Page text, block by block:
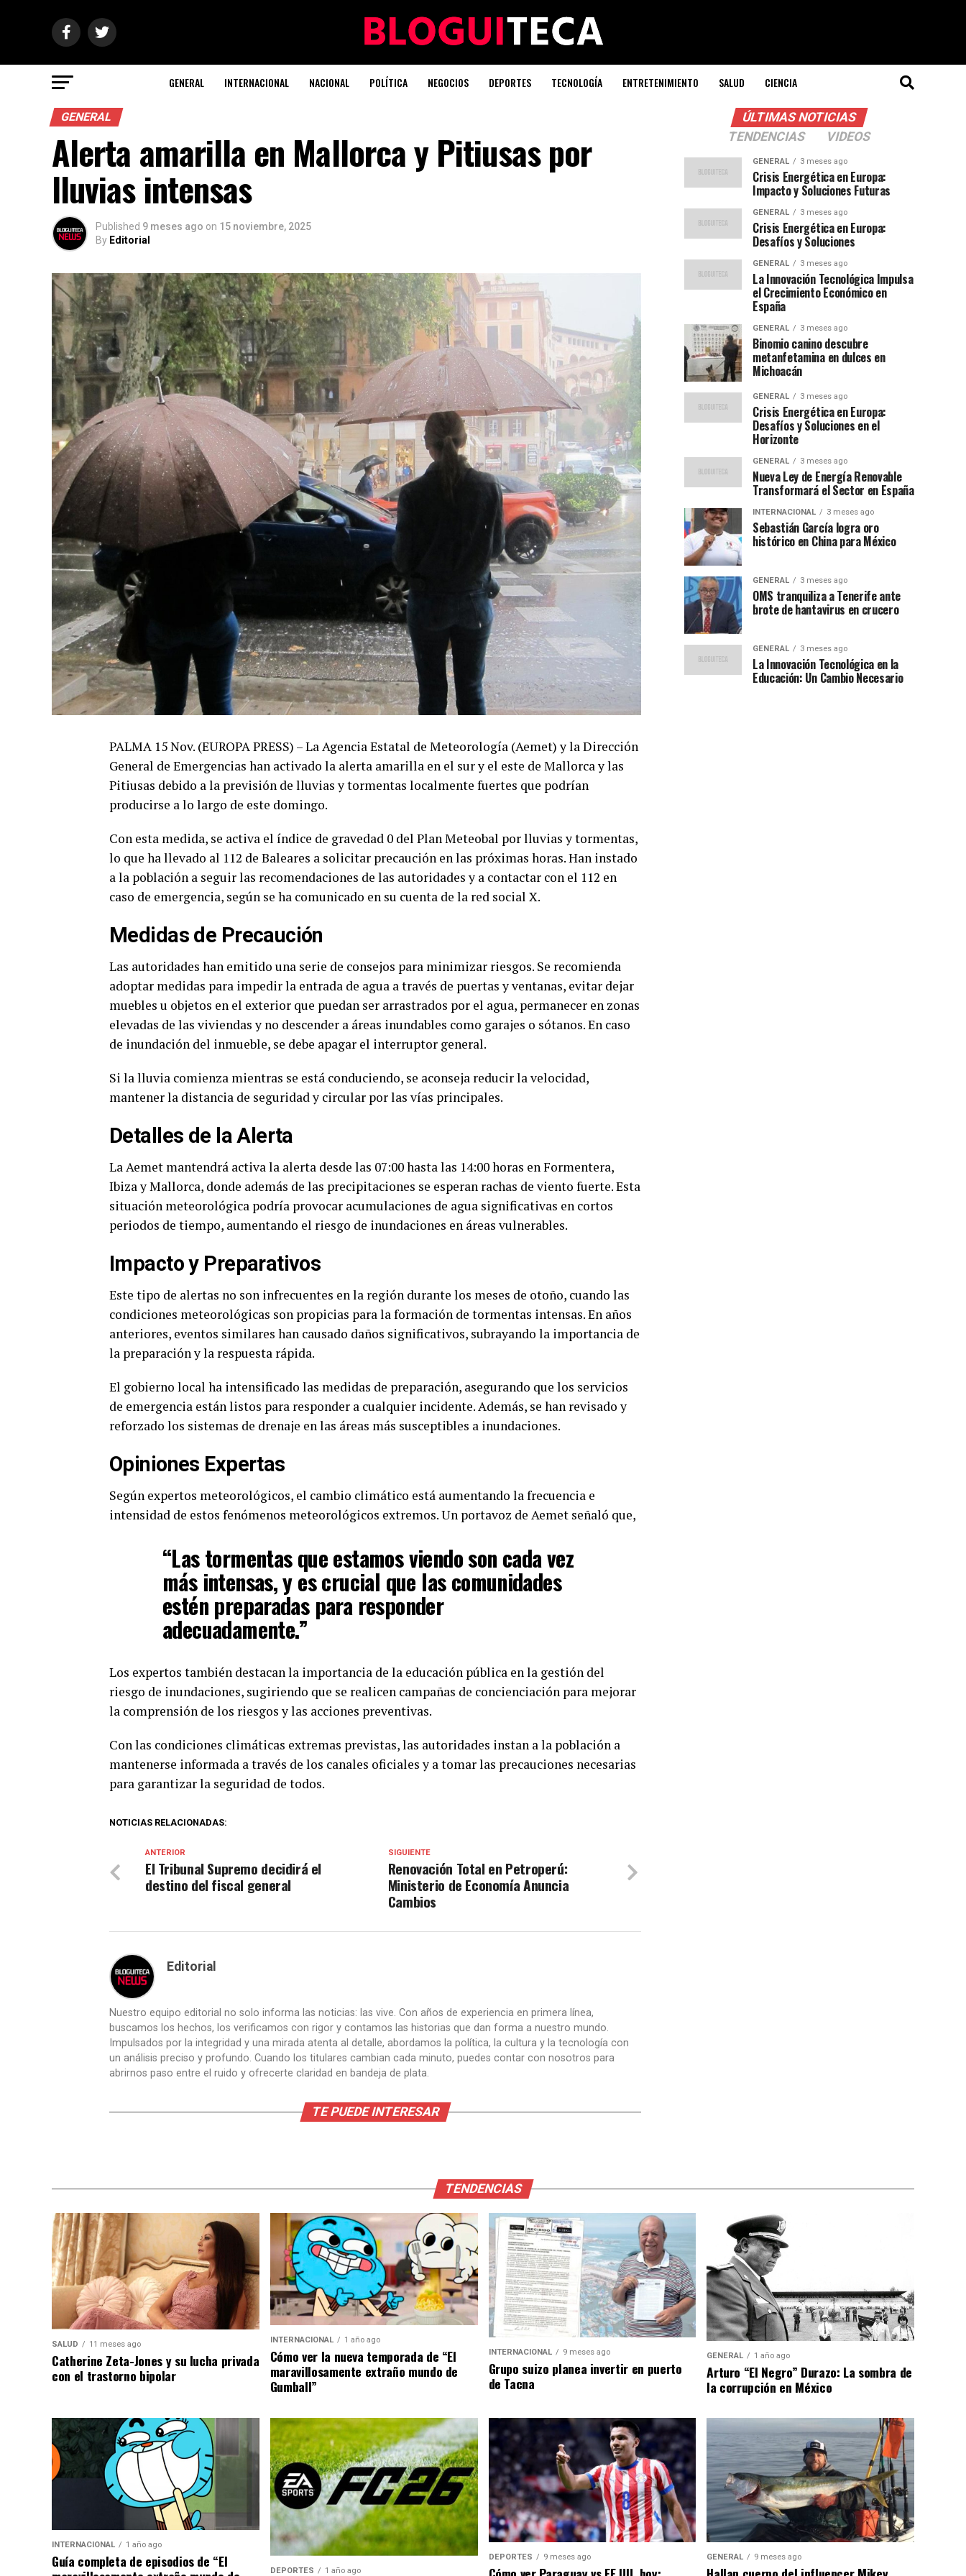
GENERAL INTERNACIONAL NACIONAL POLÍTICA NEGOCIOS DEPORTES TECNOLOGÍA ENTRETENIMIENTO SALUD CIENCIA
GENERAL
Alerta amarilla en Mallorca y Pitiusas por
lluvias intensas
Published 9 meses ago on 15 noviembre, 2025
By Editorial
PALMA 15 Nov. (EUROPA PRESS) – La Agencia Estatal de Meteorología (Aemet) y la Dirección
General de Emergencias han activado la alerta amarilla en el sur y el este de Mallorca y las
Pitiusas debido a la previsión de lluvias y tormentas localmente fuertes que podrían
producirse a lo largo de este domingo.
Con esta medida, se activa el índice de gravedad 0 del Plan Meteobal por lluvias y tormentas,
lo que ha llevado al 112 de Baleares a solicitar precaución en las próximas horas. Han instado
a la población a seguir las recomendaciones de las autoridades y a contactar con el 112 en
caso de emergencia, según se ha comunicado en su cuenta de la red social X.
Medidas de Precaución
Las autoridades han emitido una serie de consejos para minimizar riesgos. Se recomienda
adoptar medidas para impedir la entrada de agua a través de puertas y ventanas, evitar dejar
muebles u objetos en el exterior que puedan ser arrastrados por el agua, permanecer en zonas
elevadas de las viviendas y no descender a áreas inundables como garajes o sótanos. En caso
de inundación del inmueble, se debe apagar el interruptor general.
Si la lluvia comienza mientras se está conduciendo, se aconseja reducir la velocidad,
mantener la distancia de seguridad y circular por las vías principales.
Detalles de la Alerta
La Aemet mantendrá activa la alerta desde las 07:00 hasta las 14:00 horas en Formentera,
Ibiza y Mallorca, donde además de las precipitaciones se esperan rachas de viento fuerte. Esta
situación meteorológica podría provocar acumulaciones de agua significativas en cortos
periodos de tiempo, aumentando el riesgo de inundaciones en áreas vulnerables.
Impacto y Preparativos
Este tipo de alertas no son infrecuentes en la región durante los meses de otoño, cuando las
condiciones meteorológicas son propicias para la formación de tormentas intensas. En años
anteriores, eventos similares han causado daños significativos, subrayando la importancia de
la preparación y la respuesta rápida.
El gobierno local ha intensificado las medidas de preparación, asegurando que los servicios
de emergencia están listos para responder a cualquier incidente. Además, se han revisado y
reforzado los sistemas de drenaje en las áreas más susceptibles a inundaciones.
Opiniones Expertas
Según expertos meteorológicos, el cambio climático está aumentando la frecuencia e
intensidad de estos fenómenos meteorológicos extremos. Un portavoz de Aemet señaló que,
“Las tormentas que estamos viendo son cada vez
más intensas, y es crucial que las comunidades
estén preparadas para responder
adecuadamente.”
Los expertos también destacan la importancia de la educación pública en la gestión del
riesgo de inundaciones, sugiriendo que se realicen campañas de concienciación para mejorar
la comprensión de los riesgos y las acciones preventivas.
Con las condiciones climáticas extremas previstas, las autoridades instan a la población a
mantenerse informada a través de los canales oficiales y a tomar las precauciones necesarias
para garantizar la seguridad de todos.
NOTICIAS RELACIONADAS:
SIGUIENTE
Renovación Total en Petroperú:
Ministerio de Economía Anuncia
Cambios
ANTERIOR
El Tribunal Supremo decidirá el
destino del fiscal general
Editorial
Nuestro equipo editorial no solo informa las noticias: las vive. Con años de experiencia en primera línea,
buscamos los hechos, los verificamos con rigor y contamos las historias que dan forma a nuestro mundo.
Impulsados por la integridad y una mirada atenta al detalle, abordamos la política, la cultura y la tecnología con
un análisis preciso y profundo. Cuando los titulares cambian cada minuto, puedes contar con nosotros para
abrirnos paso entre el ruido y ofrecerte claridad en bandeja de plata.
TE PUEDE INTERESAR
ÚLTIMAS NOTICIAS
TENDENCIAS
VIDEOS
GENERAL 3 meses ago
Crisis Energética en Europa:
Impacto y Soluciones Futuras
GENERAL 3 meses ago
Crisis Energética en Europa:
Desafíos y Soluciones
GENERAL 3 meses ago
La Innovación Tecnológica Impulsa
el Crecimiento Económico en
España
GENERAL 3 meses ago
Binomio canino descubre
metanfetamina en dulces en
Michoacán
GENERAL 3 meses ago
Crisis Energética en Europa:
Desafíos y Soluciones en el
Horizonte
GENERAL 3 meses ago
Nueva Ley de Energía Renovable
Transformará el Sector en España
INTERNACIONAL 3 meses ago
Sebastián García logra oro
histórico en China para México
GENERAL 3 meses ago
OMS tranquiliza a Tenerife ante
brote de hantavirus en crucero
GENERAL 3 meses ago
La Innovación Tecnológica en la
Educación: Un Cambio Necesario
TENDENCIAS
SALUD 11 meses ago
Catherine Zeta-Jones y su lucha privada
con el trastorno bipolar
INTERNACIONAL 1 año ago
Cómo ver la nueva temporada de “El
maravillosamente extraño mundo de
Gumball”
INTERNACIONAL 9 meses ago
Grupo suizo planea invertir en puerto
de Tacna
GENERAL 1 año ago
Arturo “El Negro” Durazo: La sombra de
la corrupción en México
INTERNACIONAL 1 año ago
Guía completa de episodios de “El
DEPORTES 1 año ago
DEPORTES 9 meses ago GENERAL 9 meses ago